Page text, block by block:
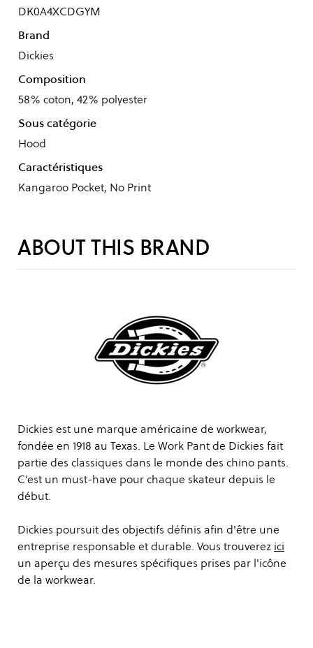
DK0A4XCDGYM
Brand
Dickies
Composition
58% coton, 42% polyester
Sous catégorie
Hood
Caractéristiques
Kangaroo Pocket, No Print
ABOUT THIS BRAND
Dickies est une marque américaine de workwear,
fondée en 1918 au Texas. Le Work Pant de Dickies fait
partie des classiques dans le monde des chino pants.
C’est un must-have pour chaque skateur depuis le
début.
Dickies poursuit des objectifs définis afin d'être une
entreprise responsable et durable. Vous trouverez ici
un aperçu des mesures spécifiques prises par l'icône
de la workwear.